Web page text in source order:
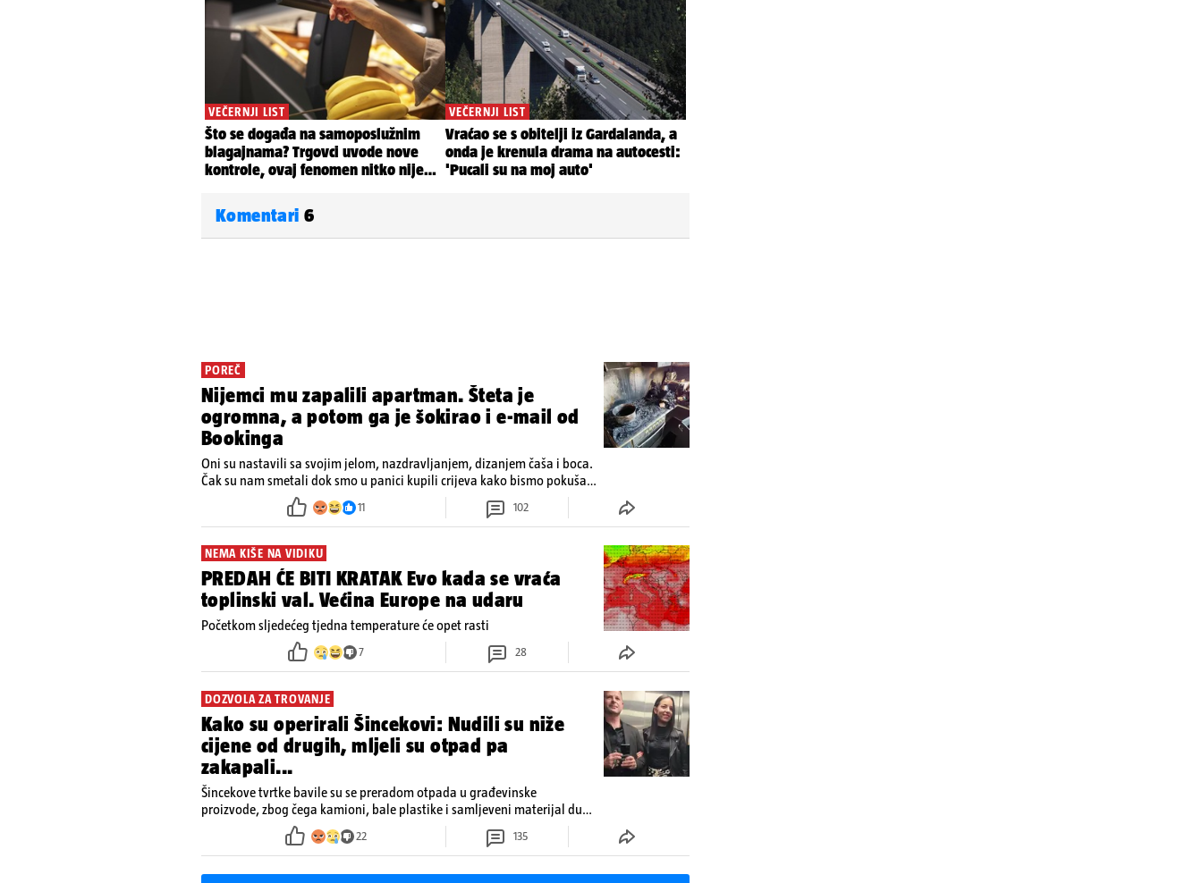
Komentari 6
POREČ
Nijemci mu zapalili apartman. Šteta je
ogromna, a potom ga je šokirao i e-mail od
Bookinga
Oni su nastavili sa svojim jelom, nazdravljanjem, dizanjem čaša i boca.
Čak su nam smetali dok smo u panici kupili crijeva kako bismo pokušali
ugasiti požar, rekao je vlasnik
11 102
NEMA KIŠE NA VIDIKU
PREDAH ĆE BITI KRATAK Evo kada se vraća
toplinski val. Većina Europe na udaru
Početkom sljedećeg tjedna temperature će opet rasti
7 28
DOZVOLA ZA TROVANJE
Kako su operirali Šincekovi: Nudili su niže
cijene od drugih, mljeli su otpad pa
zakapali...
Šincekove tvrtke bavile su se preradom otpada u građevinske
proizvode, zbog čega kamioni, bale plastike i samljeveni materijal dugo
nisu izazivali sumnju
22 135